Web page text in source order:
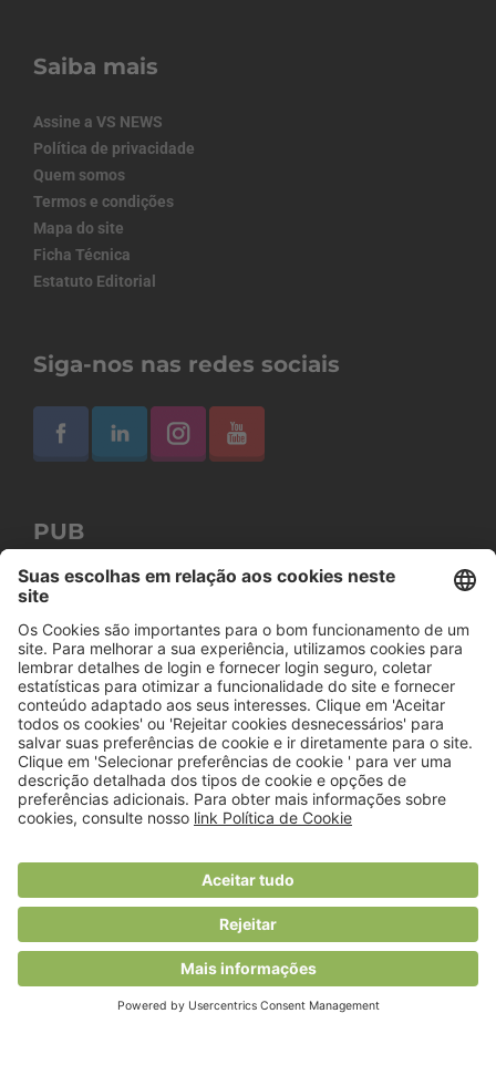
Saiba mais
Assine a VS NEWS
Política de privacidade
Quem somos
Termos e condições
Mapa do site
Ficha Técnica
Estatuto Editorial
Siga-nos nas redes sociais
PUB
© 2018 Viver Saudável
O portal dos profissionais de nutrição